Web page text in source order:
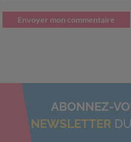
Envoyer mon commentaire
ABONNEZ-
NEWSLETTER